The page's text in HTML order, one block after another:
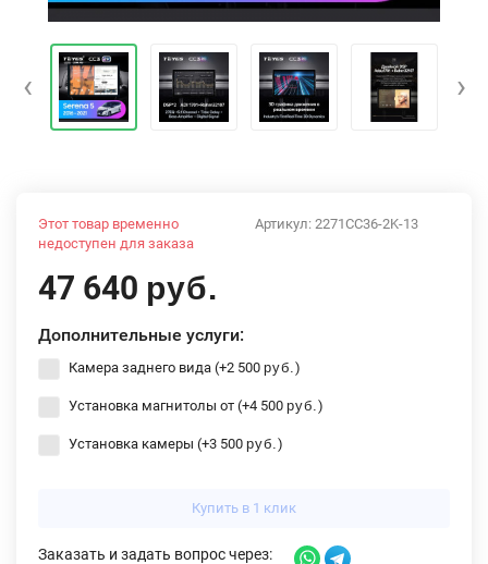
‹ ›
Артикул: 2271CC36-2K-13
Этот товар временно
недоступен для заказа
47 640 руб.
Дополнительные услуги:
Камера заднего вида (+2 500 руб. )
Установка магнитолы от (+4 500 руб. )
Установка камеры (+3 500 руб. )
Купить в 1 клик
Заказать и задать вопрос через: